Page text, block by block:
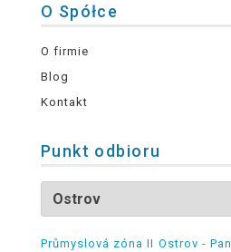
O Spółce
O firmie
Blog
Kontakt
Punkt odbioru
Průmyslová zóna II Ostrov -